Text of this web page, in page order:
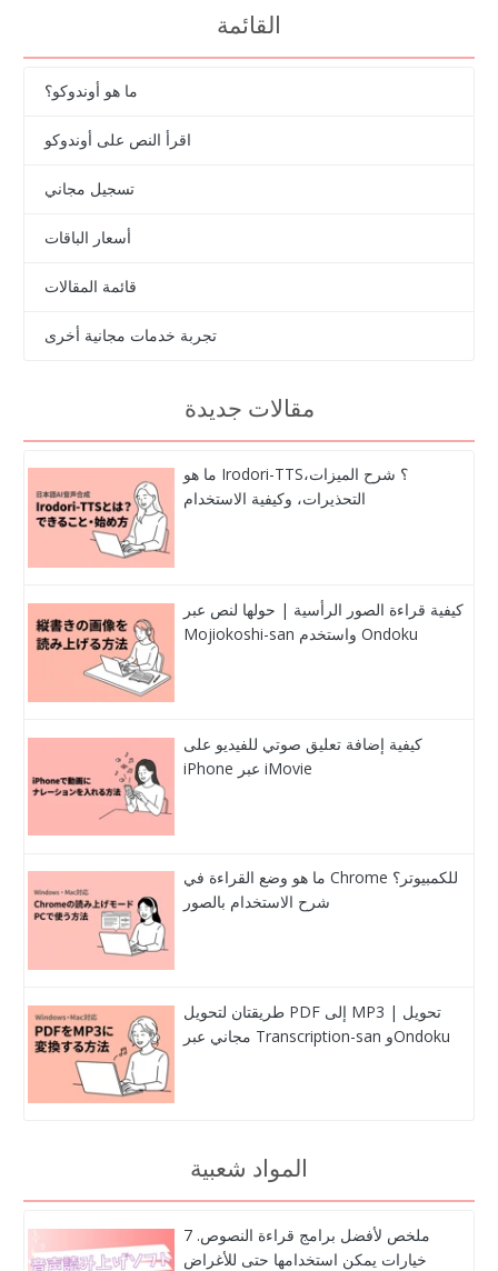
القائمة
ما هو أوندوكو؟
اقرأ النص على أوندوكو
تسجيل مجاني
أسعار الباقات
قائمة المقالات
تجربة خدمات مجانية أخرى
مقالات جديدة
ما هو Irodori-TTS؟ شرح الميزات،
التحذيرات، وكيفية الاستخدام
كيفية قراءة الصور الرأسية | حولها لنص عبر
Mojiokoshi-san واستخدم Ondoku
كيفية إضافة تعليق صوتي للفيديو على
iPhone عبر iMovie
ما هو وضع القراءة في Chrome للكمبيوتر؟
شرح الاستخدام بالصور
طريقتان لتحويل PDF إلى MP3 | تحويل
مجاني عبر Transcription-san وOndoku
المواد شعبية
ملخص لأفضل برامج قراءة النصوص. 7
خيارات يمكن استخدامها حتى للأغراض